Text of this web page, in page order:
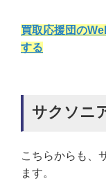
買取応援団の
する
サクソニ
こちらからも、
ます。